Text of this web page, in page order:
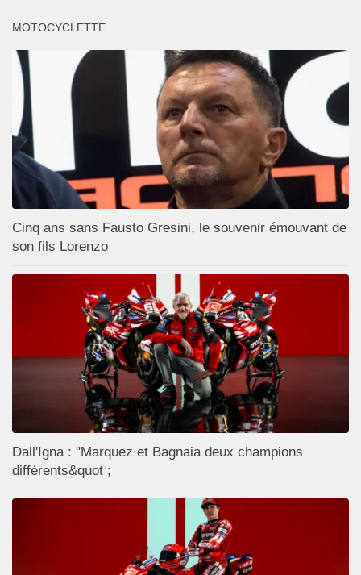
MOTOCYCLETTE
Cinq ans sans Fausto Gresini, le souvenir émouvant de
son fils Lorenzo
Dall'Igna : "Marquez et Bagnaia deux champions
différents&quot ;